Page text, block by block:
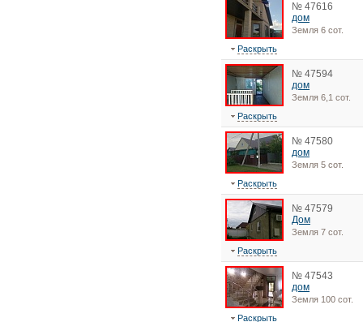
№ 47616
дом
Земля 6 сот.
Раскрыть
№ 47594
дом
Земля 6,1 сот.
Раскрыть
№ 47580
дом
Земля 5 сот.
Раскрыть
№ 47579
Дом
Земля 7 сот.
Раскрыть
№ 47543
дом
Земля 100 сот.
Раскрыть